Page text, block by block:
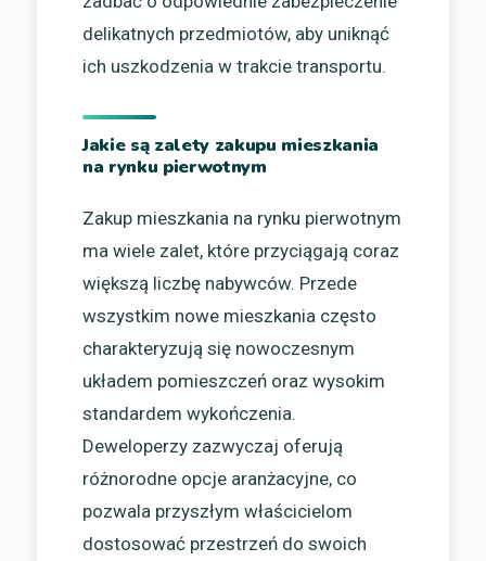
delikatnych przedmiotów, aby uniknąć
ich uszkodzenia w trakcie transportu.
Jakie są zalety zakupu mieszkania
na rynku pierwotnym
Zakup mieszkania na rynku pierwotnym
ma wiele zalet, które przyciągają coraz
większą liczbę nabywców. Przede
wszystkim nowe mieszkania często
charakteryzują się nowoczesnym
układem pomieszczeń oraz wysokim
standardem wykończenia.
Deweloperzy zazwyczaj oferują
różnorodne opcje aranżacyjne, co
pozwala przyszłym właścicielom
dostosować przestrzeń do swoich